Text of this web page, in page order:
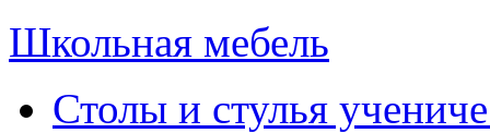
Школьная мебель
Столы и стулья